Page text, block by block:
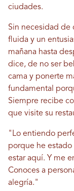
ciudades.
Sin necesidad de
fluida y un
mañana hasta
dice, de no ser
cama y ponerte
fundamental
Siempre recibe
que visite su
"Lo entiendo
porque he estado
estar aquí. Y me
Conoces a
alegría."